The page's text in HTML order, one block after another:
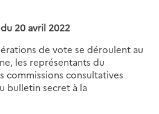
20 avril 2022
de vote se déroulent au
les représentants du
commissions consultatives
bulletin secret à la